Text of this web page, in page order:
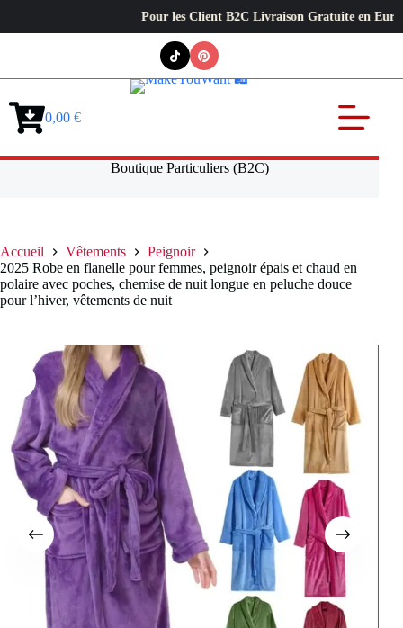
Pour les Client B2C Livraison Gratuite en Europe
Panier0,00 €
Boutique Particuliers (B2C)
Accueil Vêtements
Peignoir
2025 Robe en flanelle pour femmes, peignoir épais et chaud en
polaire avec poches, chemise de nuit longue en peluche douce
pour l’hiver, vêtements de nuit